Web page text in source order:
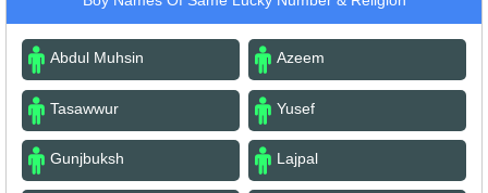
Abdul Muhsin Azeem
Tasawwur Yusef
Gunjbuksh Lajpal